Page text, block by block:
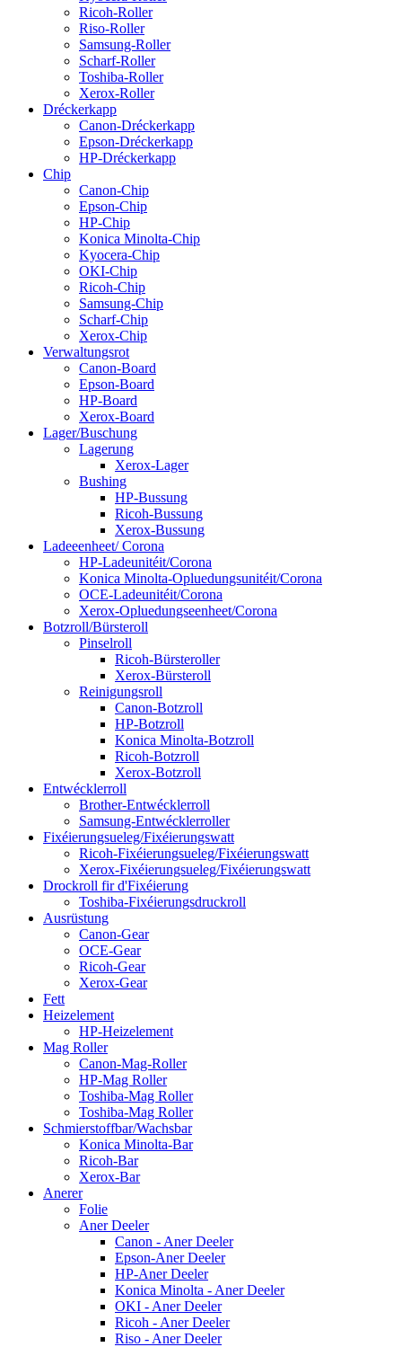
Ricoh-Roller
Riso-Roller
Samsung-Roller
Scharf-Roller
Toshiba-Roller
Xerox-Roller
Dréckerkapp
Canon-Dréckerkapp
Epson-Dréckerkapp
HP-Dréckerkapp
Chip
Canon-Chip
Epson-Chip
HP-Chip
Konica Minolta-Chip
Kyocera-Chip
OKI-Chip
Ricoh-Chip
Samsung-Chip
Scharf-Chip
Xerox-Chip
Verwaltungsrot
Canon-Board
Epson-Board
HP-Board
Xerox-Board
Lager/Buschung
Lagerung
Xerox-Lager
Bushing
HP-Bussung
Ricoh-Bussung
Xerox-Bussung
Ladeeenheet/ Corona
HP-Ladeunitéit/Corona
Konica Minolta-Opluedungsunitéit/Corona
OCE-Ladeunitéit/Corona
Xerox-Opluedungseenheet/Corona
Botzroll/Bürsteroll
Pinselroll
Ricoh-Bürsteroller
Xerox-Bürsteroll
Reinigungsroll
Canon-Botzroll
HP-Botzroll
Konica Minolta-Botzroll
Ricoh-Botzroll
Xerox-Botzroll
Entwécklerroll
Brother-Entwécklerroll
Samsung-Entwécklerroller
Fixéierungsueleg/Fixéierungswatt
Ricoh-Fixéierungsueleg/Fixéierungswatt
Xerox-Fixéierungsueleg/Fixéierungswatt
Drockroll fir d'Fixéierung
Toshiba-Fixéierungsdruckroll
Ausrüstung
Canon-Gear
OCE-Gear
Ricoh-Gear
Xerox-Gear
Fett
Heizelement
HP-Heizelement
Mag Roller
Canon-Mag-Roller
HP-Mag Roller
Toshiba-Mag Roller
Toshiba-Mag Roller
Schmierstoffbar/Wachsbar
Konica Minolta-Bar
Ricoh-Bar
Xerox-Bar
Anerer
Folie
Aner Deeler
Canon - Aner Deeler
Epson-Aner Deeler
HP-Aner Deeler
Konica Minolta - Aner Deeler
OKI - Aner Deeler
Ricoh - Aner Deeler
Riso - Aner Deeler